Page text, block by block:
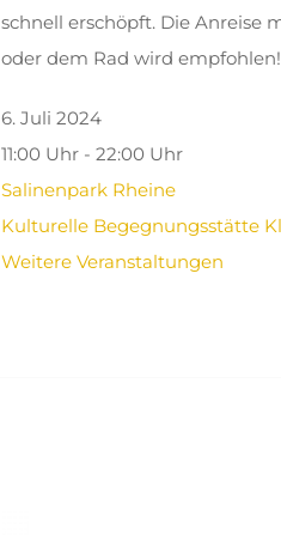
schnell erschöpft. Die Anreise
oder dem Rad wird empfohlen!
6. Juli 2024
11:00 Uhr - 22:00 Uhr
Salinenpark Rheine
Kulturelle Begegnungsstätte
Weitere Veranstaltungen